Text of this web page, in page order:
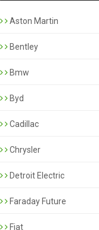
Aston Martin
Bentley
Bmw
Byd
Cadillac
Chrysler
Detroit Electric
Faraday Future
Fiat